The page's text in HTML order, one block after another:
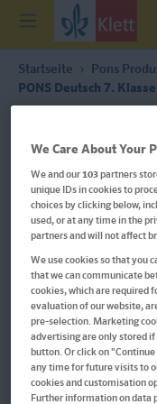
Startseite
Pons
PONS Deutsch 7.
PONS
We Care About Your
We and our103partners
unique IDs in cookies to
choices by clicking below,
used, or at any time in the
partners and will not affect
We use cookies so that you
that we can communicate
cookies, which are required
evaluation of our website,
pre-selection. Marketing
advertising are only stored
button. Or click on
any time for future visits to
cookies and customisation
Further information on data